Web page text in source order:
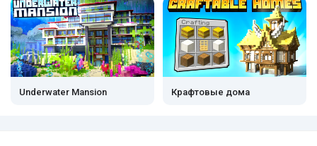
Underwater Mansion Крафтовые дома